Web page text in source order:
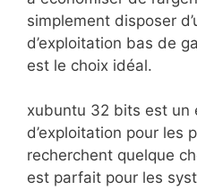
simplement disposer
d’exploitation bas de
est le choix idéal.
xubuntu 32 bits est un
d’exploitation pour les
recherchent quelque
est parfait pour les